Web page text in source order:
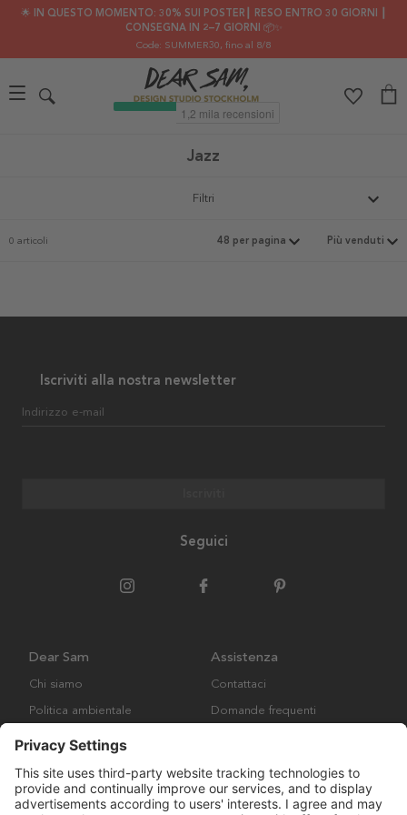
🌟 IN QUESTO MOMENTO: 30% SUI POSTER┃ RESO ENTRO 30 GIORNI ┃
CONSEGNA IN 2–7 GIORNI 📦✨
Code: SUMMER30, fino al 8/8
Jazz
Filtri
0 articoli
Iscriviti alla nostra newsletter
Indirizzo e-mail
Seguici
Dear Sam
Chi siamo
Politica ambientale
Collaborazione
Assistenza
Contattaci
Domande frequenti